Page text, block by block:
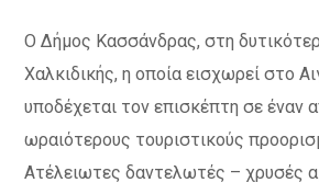
O Δήμος Κασσάνδρας, στη
Χαλκιδικής, η οποία εισχωρεί στο
υποδέχεται τον επισκέπτη σε έναν
ωραιότερους τουριστικούς
Ατέλειωτες δαντελωτές – χρυσές